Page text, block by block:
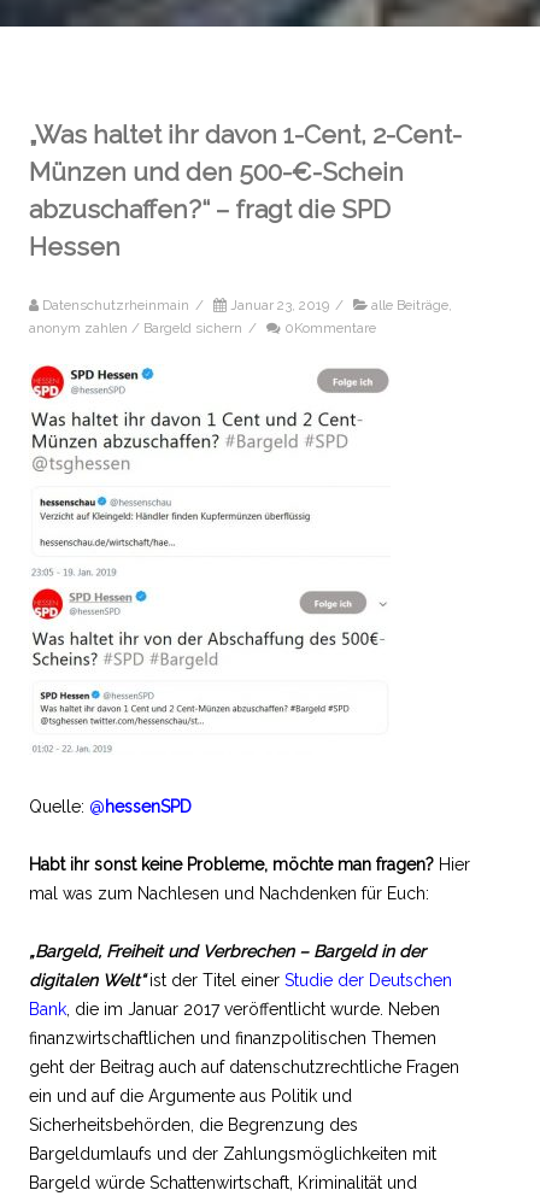
„Was haltet ihr davon 1-Cent, 2-Cent-
Münzen und den 500-€-Schein
abzuschaffen?“ – fragt die SPD
Hessen
Datenschutzrheinmain / Januar 23, 2019 / alle Beiträge,
anonym zahlen / Bargeld sichern / 0Kommentare
Quelle: @hessenSPD
Habt ihr sonst keine Probleme, möchte man fragen? Hier
mal was zum Nachlesen und Nachdenken für Euch:
„Bargeld, Freiheit und Verbrechen – Bargeld in der
digitalen Welt“ist der Titel einer Studie der Deutschen
Bank , die im Januar 2017 veröffentlicht wurde. Neben
finanzwirtschaftlichen und finanzpolitischen Themen
geht der Beitrag auch auf datenschutzrechtliche Fragen
ein und auf die Argumente aus Politik und
Sicherheitsbehörden, die Begrenzung des
Bargeldumlaufs und der Zahlungsmöglichkeiten mit
Bargeld würde Schattenwirtschaft, Kriminalität und